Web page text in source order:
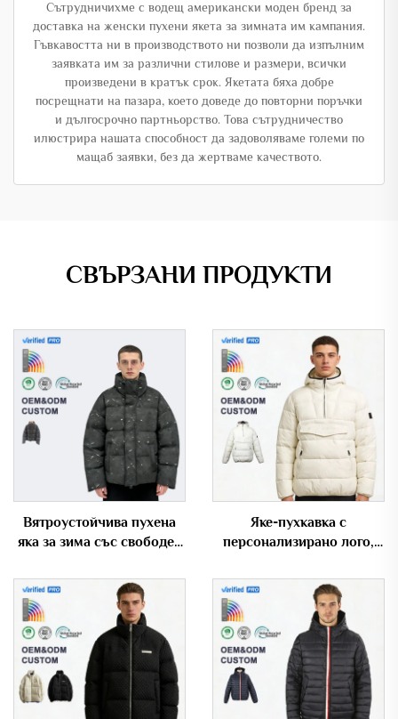
Сътрудничихме с водещ американски моден бренд за
доставка на женски пухени якета за зимната им кампания.
Гъвкавостта ни в производството ни позволи да изпълним
заявката им за различни стилове и размери, всички
произведени в кратък срок. Якетата бяха добре
посрещнати на пазара, което доведе до повторни поръчки
и дългосрочно партньорство. Това сътрудничество
илюстрира нашата способност да задоволяваме големи по
мащаб заявки, без да жертваме качеството.
СВЪРЗАНИ ПРОДУКТИ
Вятроустойчива пухена
яка за зима със свободен
OEM/ODM, с ефект на
изгоряване
Яке-пухкавка с
персонализирано лого,
големи джобове, с
увеличени размери